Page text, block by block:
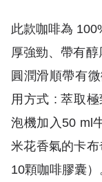
此款咖啡為
厚強勁、帶有
圓潤滑順帶有
用方式 : 萃取
泡機加入50 ml
米花香氣的卡
10顆咖啡膠囊）